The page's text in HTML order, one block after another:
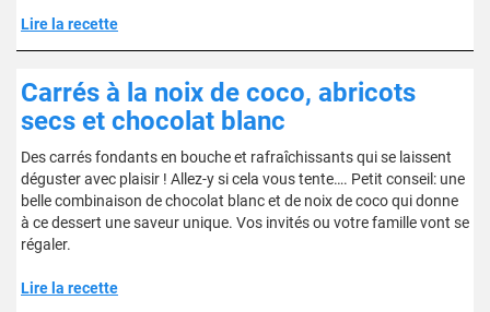
Lire la recette
Carrés à la noix de coco, abricots
secs et chocolat blanc
Des carrés fondants en bouche et rafraîchissants qui se laissent
déguster avec plaisir ! Allez-y si cela vous tente…. Petit conseil: une
belle combinaison de chocolat blanc et de noix de coco qui donne
à ce dessert une saveur unique. Vos invités ou votre famille vont se
régaler.
Lire la recette